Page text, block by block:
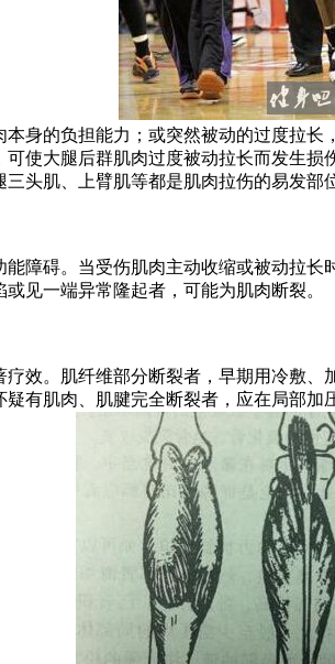
的负担能力；或突然被动的过度拉长
使大腿后群肌肉过度被动拉长而发生
头肌、上臂肌等都是肌肉拉伤的易发部
碍。当受伤肌肉主动收缩或被动拉长
见一端异常隆起者，可能为肌肉断裂。
。肌纤维部分断裂者，早期用冷敷、
有肌肉、肌腱完全断裂者，应在局部加